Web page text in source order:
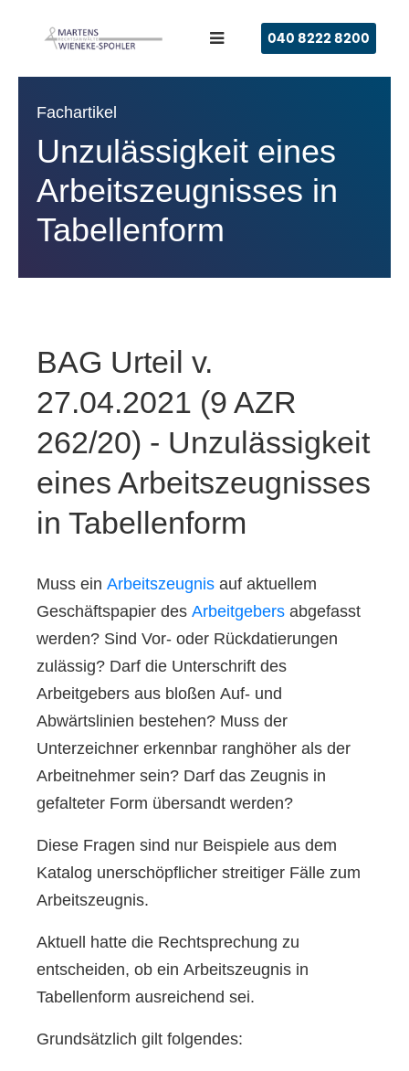
040 8222 8200
Fachartikel
Unzulässigkeit eines
Arbeitszeugnisses in
Tabellenform
BAG Urteil v.
27.04.2021 (9 AZR
262/20) - Unzulässigkeit
eines Arbeitszeugnisses
in Tabellenform
Muss ein Arbeitszeugnis auf aktuellem
Geschäftspapier des Arbeitgebers abgefasst
werden? Sind Vor- oder Rückdatierungen
zulässig? Darf die Unterschrift des
Arbeitgebers aus bloßen Auf- und
Abwärtslinien bestehen? Muss der
Unterzeichner erkennbar ranghöher als der
Arbeitnehmer sein? Darf das Zeugnis in
gefalteter Form übersandt werden?
Diese Fragen sind nur Beispiele aus dem
Katalog unerschöpflicher streitiger Fälle zum
Arbeitszeugnis.
Aktuell hatte die Rechtsprechung zu
entscheiden, ob ein Arbeitszeugnis in
Tabellenform ausreichend sei.
Grundsätzlich gilt folgendes: